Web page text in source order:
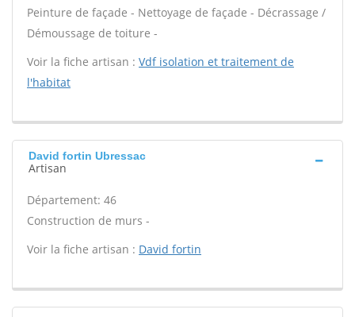
Peinture de façade - Nettoyage de façade - Décrassage /
Démoussage de toiture -
Voir la fiche artisan : Vdf isolation et traitement de
l'habitat
David fortin Ubressac
Artisan
Département: 46
Construction de murs -
Voir la fiche artisan : David fortin